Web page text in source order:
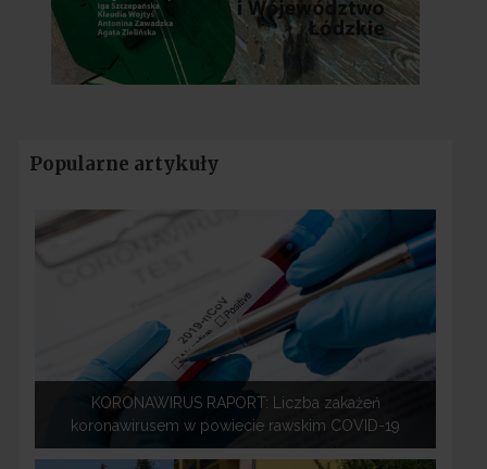
Popularne artykuły
KORONAWIRUS RAPORT: Liczba zakażeń
koronawirusem w powiecie rawskim COVID-19